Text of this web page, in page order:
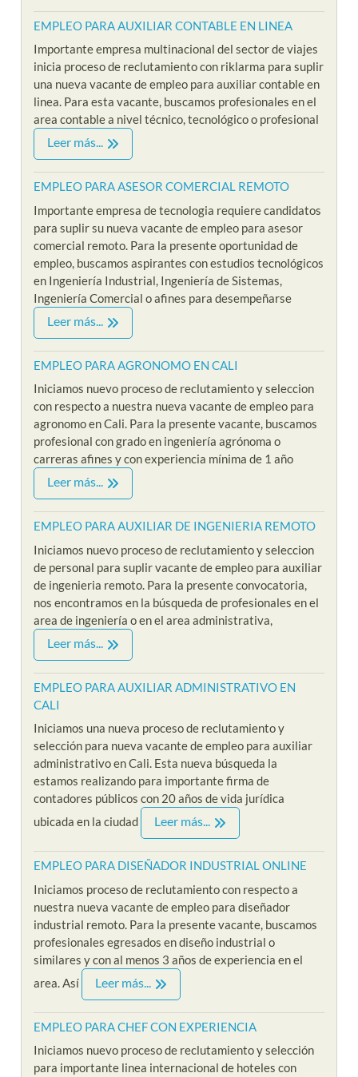
EMPLEO PARA AUXILIAR CONTABLE EN LINEA
Importante empresa multinacional del sector de viajes
inicia proceso de reclutamiento con riklarma para suplir
una nueva vacante de empleo para auxiliar contable en
linea. Para esta vacante, buscamos profesionales en el
area contable a nivel técnico, tecnológico o profesional
Leer más...
EMPLEO PARA ASESOR COMERCIAL REMOTO
Importante empresa de tecnologia requiere candidatos
para suplir su nueva vacante de empleo para asesor
comercial remoto. Para la presente oportunidad de
empleo, buscamos aspirantes con estudios tecnológicos
en Ingeniería Industrial, Ingeniería de Sistemas,
Ingeniería Comercial o afines para desempeñarse
Leer más...
EMPLEO PARA AGRONOMO EN CALI
Iniciamos nuevo proceso de reclutamiento y seleccion
con respecto a nuestra nueva vacante de empleo para
agronomo en Cali. Para la presente vacante, buscamos
profesional con grado en ingeniería agrónoma o
carreras afines y con experiencia mínima de 1 año
Leer más...
EMPLEO PARA AUXILIAR DE INGENIERIA REMOTO
Iniciamos nuevo proceso de reclutamiento y seleccion
de personal para suplir vacante de empleo para auxiliar
de ingenieria remoto. Para la presente convocatoria,
nos encontramos en la búsqueda de profesionales en el
area de ingeniería o en el area administrativa,
Leer más...
EMPLEO PARA AUXILIAR ADMINISTRATIVO EN
CALI
Iniciamos una nueva proceso de reclutamiento y
selección para nueva vacante de empleo para auxiliar
administrativo en Cali. Esta nueva búsqueda la
estamos realizando para importante firma de
contadores públicos con 20 años de vida jurídica
ubicada en la ciudad
Leer más...
EMPLEO PARA DISEÑADOR INDUSTRIAL ONLINE
Iniciamos proceso de reclutamiento con respecto a
nuestra nueva vacante de empleo para diseñador
industrial remoto. Para la presente vacante, buscamos
profesionales egresados en diseño industrial o
similares y con al menos 3 años de experiencia en el
area. Así
Leer más...
EMPLEO PARA CHEF CON EXPERIENCIA
Iniciamos nuevo proceso de reclutamiento y selección
para importante linea internacional de hoteles con